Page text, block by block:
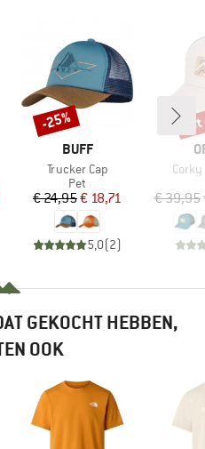
MERK
BUFF
Artikel
Trucker Cap
Productgroep
Pet
Prijs
€ 24,95Verlaagde prijs
€ 18,71
5,0(2)
Korting
-25%
Artikel
€ 39,95
GEKOCHT HEBBEN,
OOK